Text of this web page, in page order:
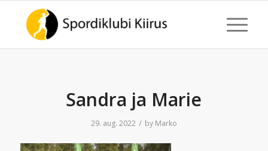
Sandra ja Marie
29. aug. 2022 / by Marko